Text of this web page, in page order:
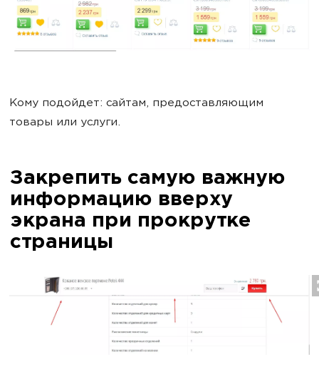
Кому подойдет: сайтам, предоставляющим
товары или услуги.
Закрепить самую важную
информацию вверху
экрана при прокрутке
страницы